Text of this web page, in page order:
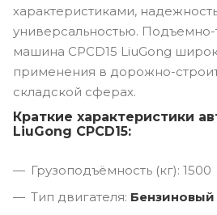
характеристиками,
универсальностью. Подъемно-
машина CPCD15 LiuGong
применения в дорожно-
складской сферах.
Краткие характеристики
LiuGong CPCD15:
Грузоподъёмность (кг): 1500
Тип двигателя: Бензиновый